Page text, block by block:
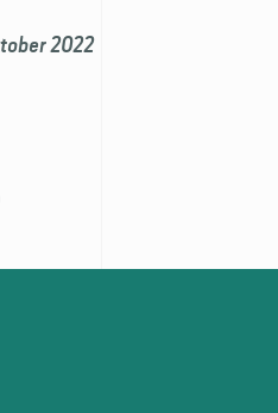
2022